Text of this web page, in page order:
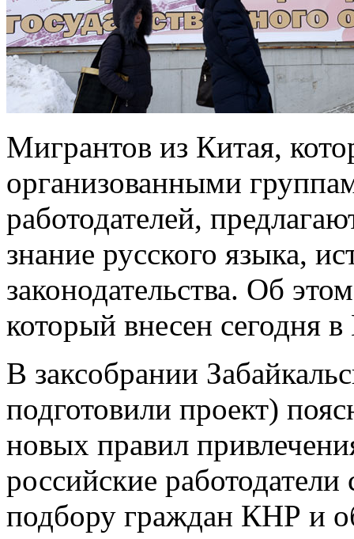
Мигрантов из Китая,
организованными
работодателей,
знание русского языка,
законодательства. Об
который внесен сегодня
В заксобрании
подготовили проект)
новых правил
российские
подбо­ру граждан КНР и